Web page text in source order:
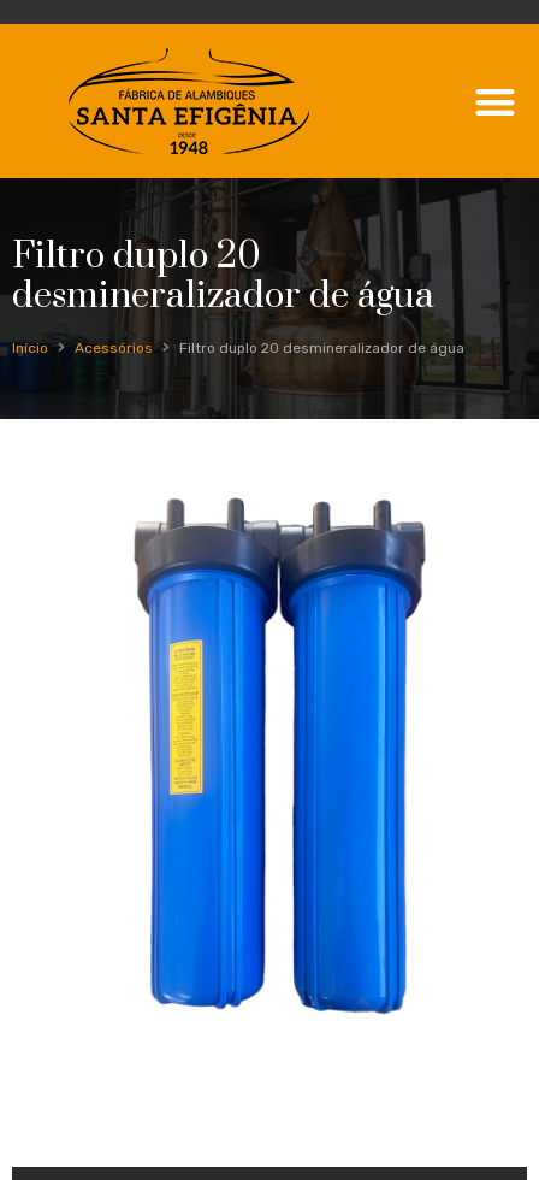
Filtro duplo 20
desmineralizador de água
Início Acessórios Filtro duplo 20 desmineralizador de água